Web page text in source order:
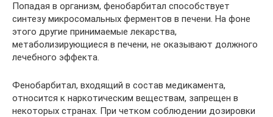
Попадая в организм, фенобарбитал способствует
синтезу микросомальных ферментов в печени. На фоне
этого другие принимаемые лекарства,
метаболизирующиеся в печени, не оказывают должного
лечебного эффекта.
Фенобарбитал, входящий в состав медикамента,
относится к наркотическим веществам, запрещен в
некоторых странах. При четком соблюдении дозировки